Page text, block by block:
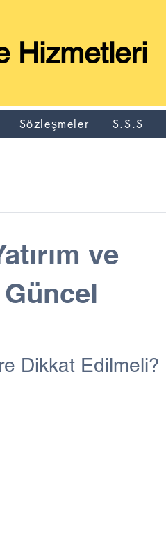
Sözleşmeler S.S.S
Hizmetleri
ve
Dikkat Edilmeli?